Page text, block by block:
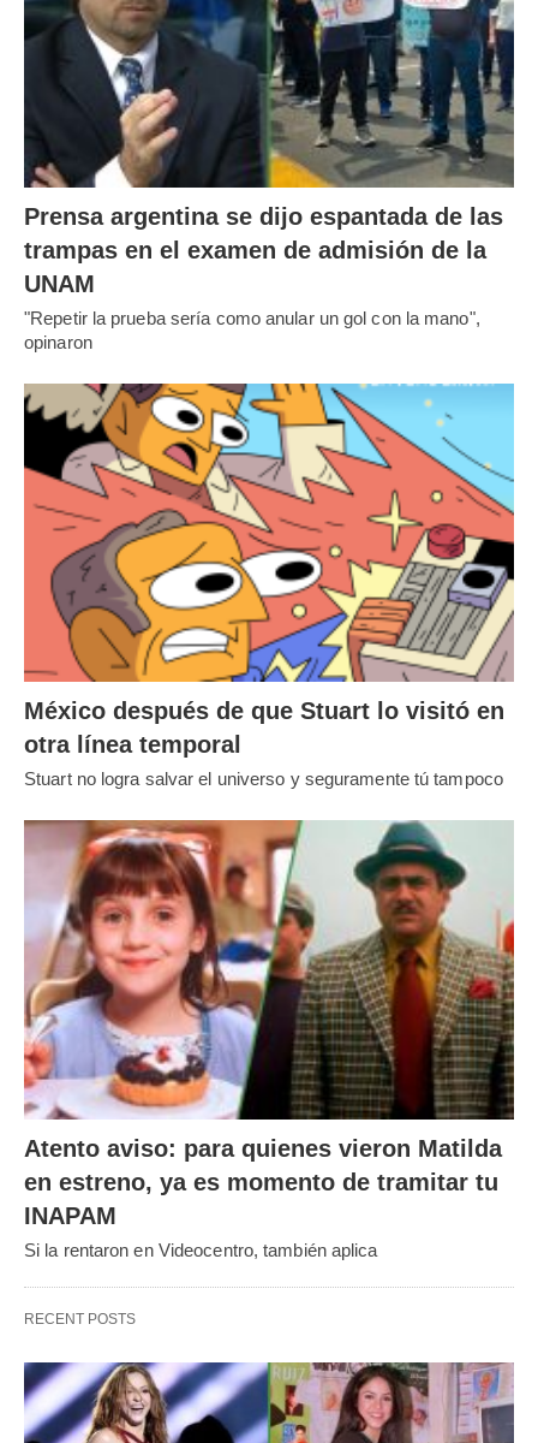
Prensa argentina se dijo espantada de las
trampas en el examen de admisión de la
UNAM
"Repetir la prueba sería como anular un gol con la mano",
opinaron
México después de que Stuart lo visitó en
otra línea temporal
Stuart no logra salvar el universo y seguramente tú tampoco
Atento aviso: para quienes vieron Matilda
en estreno, ya es momento de tramitar tu
INAPAM
Si la rentaron en Videocentro, también aplica
RECENT POSTS